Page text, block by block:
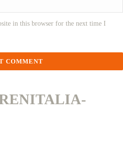
in this browser for the next time I